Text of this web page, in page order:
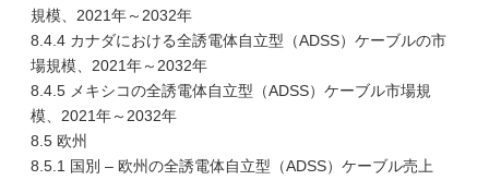
規模、2021年～2032年
8.4.4 カナダにおける全誘電体自立型（ADSS）ケーブルの市
場規模、2021年～2032年
8.4.5 メキシコの全誘電体自立型（ADSS）ケーブル市場規
模、2021年～2032年
8.5 欧州
8.5.1 国別 – 欧州の全誘電体自立型（ADSS）ケーブル売上